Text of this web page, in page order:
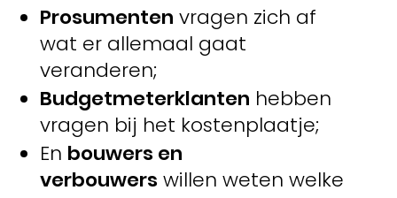
Prosumenten vragen zich af
wat er allemaal gaat
veranderen;
Budgetmeterklanten hebben
vragen bij het kostenplaatje;
En bouwers en
verbouwers willen weten welke